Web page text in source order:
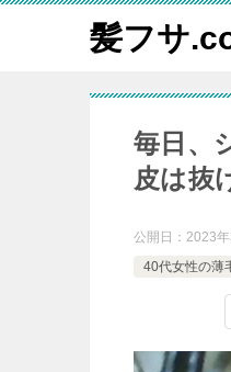
髪フサ
毎日、
皮は抜
公開日： 2023
40代女性の薄